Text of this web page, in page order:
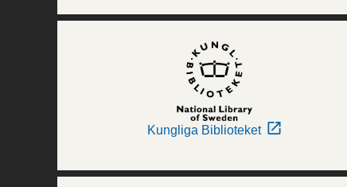
Kungliga Biblioteket